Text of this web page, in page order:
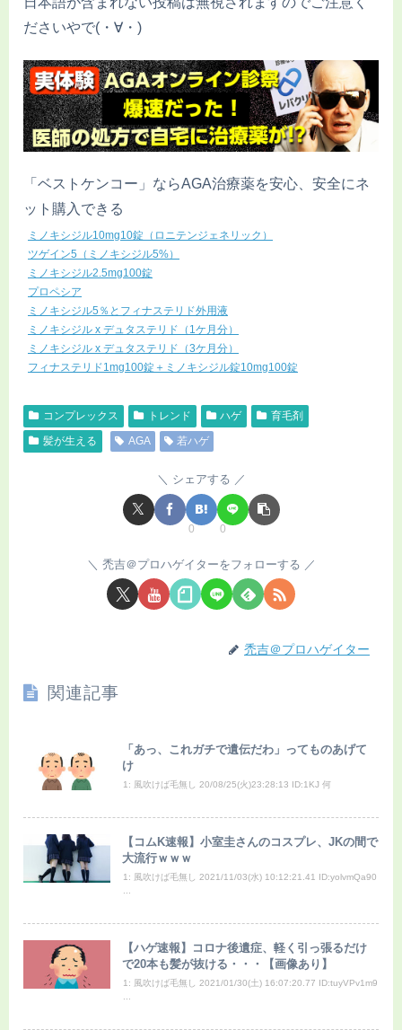
ださいやで(・∀・)
「ベストケンコー」ならAGA治療薬を安心、安全にネ
ット購入できる
ミノキシジル10mg10錠（ロニテンジェネリック）
ツゲイン5（ミノキシジル5%）
ミノキシジル2.5mg100錠
プロペシア
ミノキシジル5％とフィナステリド外用液
ミノキシジル x デュタステリド（1ケ月分）
ミノキシジル x デュタステリド（3ケ月分）
フィナステリド1mg100錠＋ミノキシジル錠10mg100錠
コンプレックス トレンド ハゲ
育毛剤
髪が生える
AGA 若ハゲ
シェアする
0 0
禿吉＠プロハゲイターをフォローする
禿吉＠プロハゲイター
関連記事
「あっ、これガチで遺伝だわ」ってものあげて
け
1: 風吹けば毛無し 20/08/25(火)23:28:13 ID:1KJ 何
【コムK速報】小室圭さんのコスプレ、JKの間で
大流行ｗｗｗ
1: 風吹けば毛無し 2021/11/03(水) 10:12:21.41 ID:yolvmQa90
【ハゲ速報】コロナ後遺症、軽く引っ張るだけ
で20本も髪が抜ける・・・【画像あり】
1: 風吹けば毛無し 2021/01/30(土) 16:07:20.77 ID:tuyVPv1m9